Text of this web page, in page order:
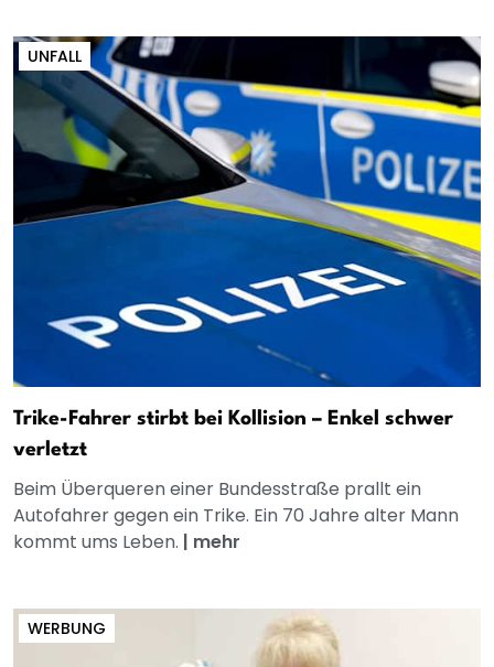
UNFALL
Trike-Fahrer stirbt bei Kollision – Enkel schwer
verletzt
Beim Überqueren einer Bundesstraße prallt ein
Autofahrer gegen ein Trike. Ein 70 Jahre alter Mann
kommt ums Leben. | mehr
WERBUNG